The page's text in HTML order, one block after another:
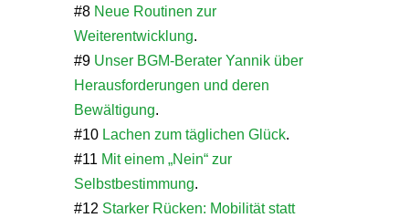
#8 Neue Routinen zur
Weiterentwicklung.
#9 Unser BGM-Berater Yannik über
Herausforderungen und deren
Bewältigung.
#10 Lachen zum täglichen Glück.
#11 Mit einem „Nein“ zur
Selbstbestimmung.
#12 Starker Rücken: Mobilität statt